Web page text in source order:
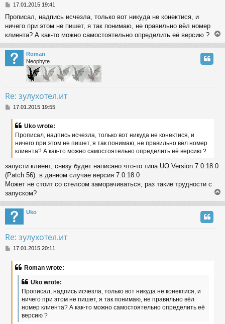
P
s
t
17.01.2015 19:41
Прописал, надпись исчезла, только вот никуда не конектися, и
ничего при этом не пишет, я так понимаю, не правильно вёл номер
клиента? А как-то можно самостоятельно определить её версию ?
o
p
Roman
Neophyte
Re: зулухотел.ит
P17.01.2015 19:55
Uko wrote:
Прописал, надпись исчезла, только вот никуда не конектися, и
ничего при этом не пишет, я так понимаю, не правильно вёл номер
клиента? А как-то можно самостоятельно определить её версию ?
запусти клиент, снизу будет написано что-то типа UO Version 7.0.18.0
(Patch 56). в данном случае версия 7.0.18.0
Может не стоит со стелсом заморачиваться, раз такие трудности с
запуском?
o
p
Uko
Re: зулухотел.ит
P17.01.2015 20:11
Roman wrote:
Uko wrote:
Прописал, надпись исчезла, только вот никуда не конектися, и
ничего при этом не пишет, я так понимаю, не правильно вёл
номер клиента? А как-то можно самостоятельно определить её
версию ?